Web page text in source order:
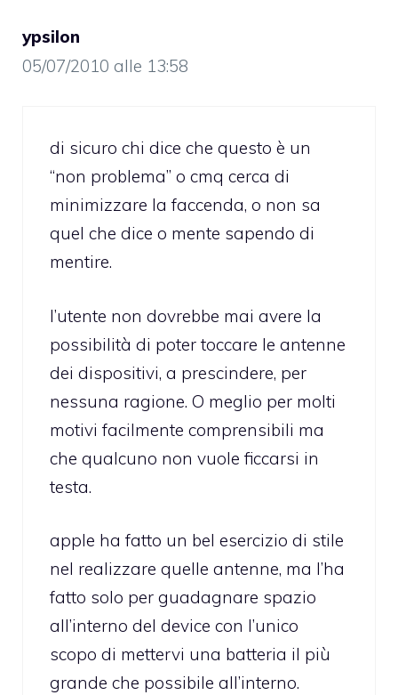
ypsilon
05/07/2010 alle 13:58
di sicuro chi dice che questo è un
“non problema” o cmq cerca di
minimizzare la faccenda, o non sa
quel che dice o mente sapendo di
mentire.
l’utente non dovrebbe mai avere la
possibilità di poter toccare le antenne
dei dispositivi, a prescindere, per
nessuna ragione. O meglio per molti
motivi facilmente comprensibili ma
che qualcuno non vuole ficcarsi in
testa.
apple ha fatto un bel esercizio di stile
nel realizzare quelle antenne, ma l’ha
fatto solo per guadagnare spazio
all’interno del device con l’unico
scopo di mettervi una batteria il più
grande che possibile all’interno.